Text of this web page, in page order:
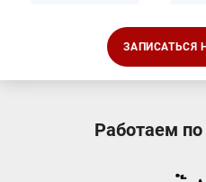
ЗАПИСАТЬСЯ
Работаем по